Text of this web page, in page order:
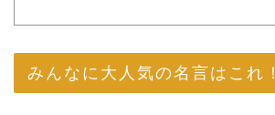
みんなに大人気の名言はこれ！